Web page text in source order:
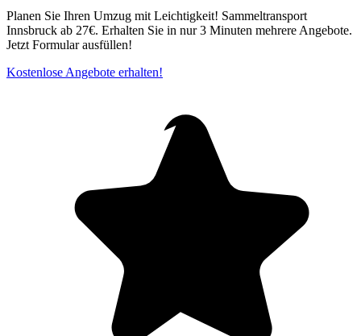
Planen Sie Ihren Umzug mit Leichtigkeit! Sammeltransport
Innsbruck ab 27€. Erhalten Sie in nur 3 Minuten mehrere Angebote.
Jetzt Formular ausfüllen!
Kostenlose Angebote erhalten!